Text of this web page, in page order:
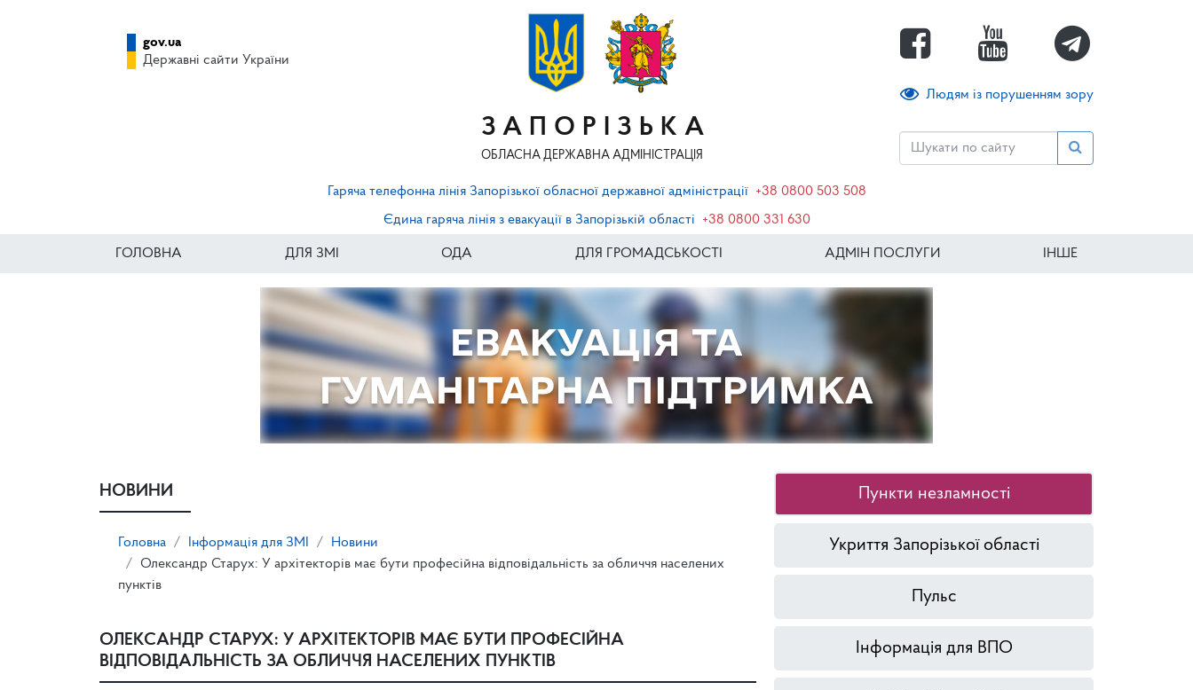
ЗАПОРІЗЬКА
ОБЛАСНА ДЕРЖАВНА АДМІНІСТРАЦІЯ
Людям із порушенням зору
gov.ua
Державні сайти України
Гаряча телефонна лінія Запорізької обласної державної адміністрації +38 0800 503 508
Єдина гаряча лінія з евакуації в Запорізькій області
+38 0800 331 630
ГОЛОВНА ДЛЯ ЗМІ ОДА ДЛЯ ГРОМАДСЬКОСТІ АДМІН ПОСЛУГИ ІНШЕ
НОВИНИ
Головна Інформація для ЗМІ
Новини
Олександр Старух: У архітекторів має бути професійна відповідальність за обличчя населених
пунктів
ОЛЕКСАНДР СТАРУХ: У АРХІТЕКТОРІВ МАЄ БУТИ ПРОФЕСІЙНА
ВІДПОВІДАЛЬНІСТЬ ЗА ОБЛИЧЧЯ НАСЕЛЕНИХ ПУНКТІВ
Пункти незламності
Укриття Запорізької області
Пульс
Інформація для ВПО